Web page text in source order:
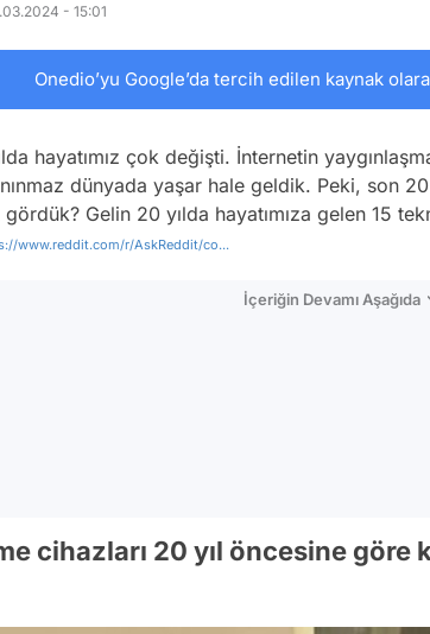
- 15:01
Onedio’yu Google’da tercih edilen kaynak
hayatımız çok değişti. İnternetin
dünyada yaşar hale geldik. Peki, son
Gelin 20 yılda hayatımıza gelen 15
www.reddit.com/r/AskReddit/co...
İçeriğin Devamı Aşağıda
cihazları 20 yıl öncesine